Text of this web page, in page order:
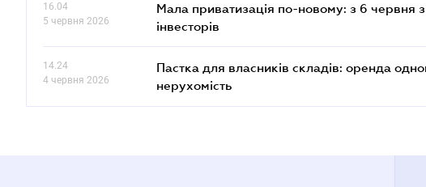
16.04
5 червня 2026
Мала приватизація по-новому: з 6 червня
інвесторів
14.24
4 червня 2026
Пастка для власників складів: оренда
нерухомість